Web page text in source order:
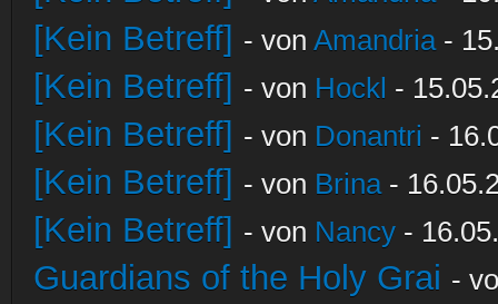
[Kein Betreff] - von Amandria-
[Kein Betreff] - von Hockl -
[Kein Betreff] - von Donantri -
[Kein Betreff] - von Brina-
[Kein Betreff] - von Nancy -
Guardians of the Holy Grai -